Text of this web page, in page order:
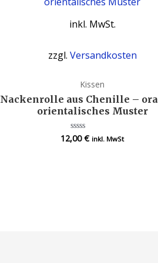
inkl. MwSt.
zzgl. Versandkosten
Kissen
Nackenrolle aus Chenille –
orientalisches Muster
Bewertet
mit
12,00€ inkl. MwSt